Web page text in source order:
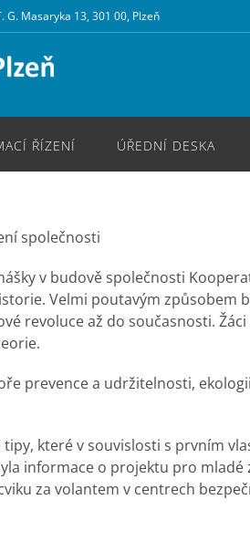
G. Masaryka 13, 301 00, Plzeň
ŘÍZENÍ ÚŘEDNÍ DESKA
společnosti
v budově společnosti
Velmi poutavým způsobem
revoluce až do současnosti.
prevence a udržitelnosti,
které v souvislosti s prvním
informace o projektu pro mladé
za volantem v centrech